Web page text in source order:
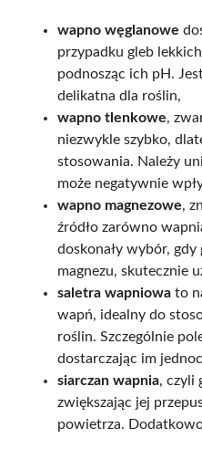
wapno węglanowe
przypadku gleb
podnosząc ich pH.
delikatna dla roślin,
wapno tlenkowe,
niezwykle szybko,
stosowania. Należy
może negatywnie
wapno magnezowe,
źródło zarówno
doskonały wybór,
magnezu, skutecznie
saletra wapniowa to
wapń, idealny do
roślin. Szczególnie
dostarczając im
siarczan wapnia, czyli
zwiększając jej
powietrza.